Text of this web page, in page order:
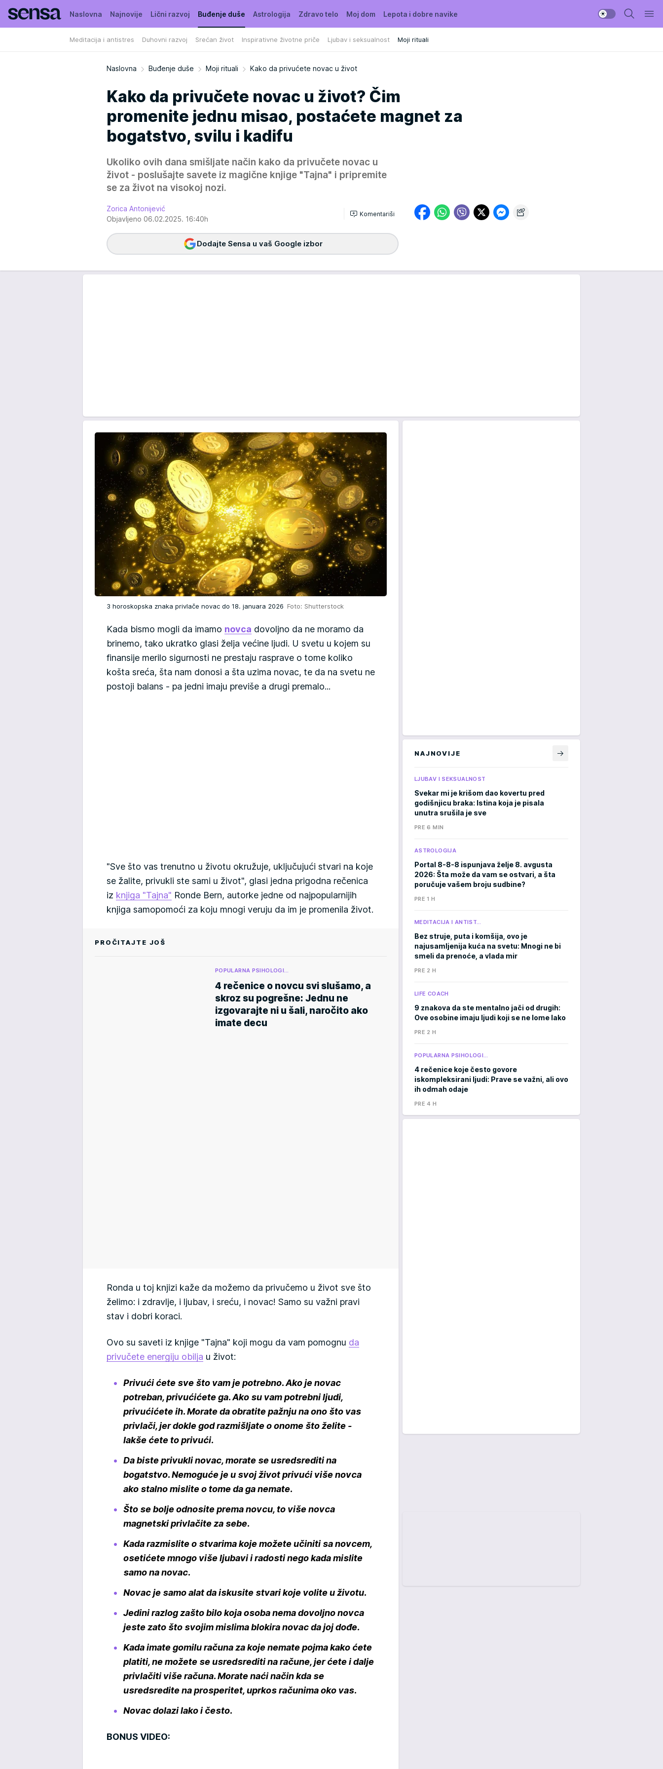
Naslovna Najnovije Lični razvoj Buđenje duše
Meditacija i antistres Duhovni razvoj Srećan život Inspirativne životne priče Ljubav i seksualnost Moji rituali
Astrologija Zdravo telo Moj dom Lepota i dobre navike
Naslovna Buđenje duše Moji rituali Kako da privućete novac u život
Kako da privučete novac u život? Čim
promenite jednu misao, postaćete magnet za
bogatstvo, svilu i kadifu
Ukoliko ovih dana smišljate način kako da privučete novac u
život - poslušajte savete iz magične knjige "Tajna" i pripremite
se za život na visokoj nozi.
Zorica Antonijević
Objavljeno 06.02.2025. 16:40h
Komentariši
Dodajte Sensa u vaš Google izbor
3 horoskopska znaka privlače novac do 18. januara 2026 Foto: Shutterstock
Kada bismo mogli da imamo novca dovoljno da ne moramo da
brinemo, tako ukratko glasi želja većine ljudi. U svetu u kojem su
finansije merilo sigurnosti ne prestaju rasprave o tome koliko
košta sreća, šta nam donosi a šta uzima novac, te da na svetu ne
postoji balans - pa jedni imaju previše a drugi premalo...
"Sve što vas trenutno u životu okružuje, uključujući stvari na koje
se žalite, privukli ste sami u život", glasi jedna prigodna rečenica
iz knjiga "Tajna" Ronde Bern, autorke jedne od najpopularnijih
knjiga samopomoći za koju mnogi veruju da im je promenila život.
PROČITAJTE JOŠ
POPULARNA PSIHOLOGI…
4 rečenice o novcu svi slušamo, a
skroz su pogrešne: Jednu ne
izgovarajte ni u šali, naročito ako
imate decu
Ronda u toj knjizi kaže da možemo da privučemo u život sve što
želimo: i zdravlje, i ljubav, i sreću, i novac! Samo su važni pravi
stav i dobri koraci.
Ovo su saveti iz knjige "Tajna" koji mogu da vam pomognu da
privučete energiju obilja u život:
Privući ćete sve što vam je potrebno. Ako je novac
potreban, privućićete ga. Ako su vam potrebni ljudi,
privućićete ih. Morate da obratite pažnju na ono što vas
privlači, jer dokle god razmišljate o onome što želite -
lakše ćete to privući.
Da biste privukli novac, morate se usredsrediti na
bogatstvo. Nemoguće je u svoj život privući više novca
ako stalno mislite o tome da ga nemate.
Što se bolje odnosite prema novcu, to više novca
magnetski privlačite za sebe.
Kada razmislite o stvarima koje možete učiniti sa novcem,
osetićete mnogo više ljubavi i radosti nego kada mislite
samo na novac.
Novac je samo alat da iskusite stvari koje volite u životu.
Jedini razlog zašto bilo koja osoba nema dovoljno novca
jeste zato što svojim mislima blokira novac da joj dođe.
Kada imate gomilu računa za koje nemate pojma kako ćete
platiti, ne možete se usredsrediti na račune, jer ćete i dalje
privlačiti više računa. Morate naći način kda se
usredsredite na prosperitet, uprkos računima oko vas.
Novac dolazi lako i često.
BONUS VIDEO:
NAJNOVIJE
LJUBAV I SEKSUALNOST
Svekar mi je krišom dao kovertu pred
godišnjicu braka: Istina koja je pisala
unutra srušila je sve
PRE 6 MIN
ASTROLOGIJA
Portal 8-8-8 ispunjava želje 8. avgusta
2026: Šta može da vam se ostvari, a šta
poručuje vašem broju sudbine?
PRE 1 H
MEDITACIJA I ANTIST…
Bez struje, puta i komšija, ovo je
najusamljenija kuća na svetu: Mnogi ne bi
smeli da prenoće, a vlada mir
PRE 2 H
LIFE COACH
9 znakova da ste mentalno jači od drugih:
Ove osobine imaju ljudi koji se ne lome lako
PRE 2 H
POPULARNA PSIHOLOGI…
4 rečenice koje često govore
iskompleksirani ljudi: Prave se važni, ali ovo
ih odmah odaje
PRE 4 H